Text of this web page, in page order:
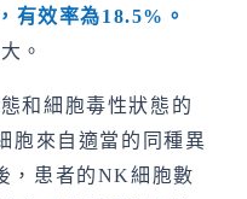
有效率為18.5% 。
。
和細胞毒性狀態的
胞來自適當的同種異
，患者的NK細胞數